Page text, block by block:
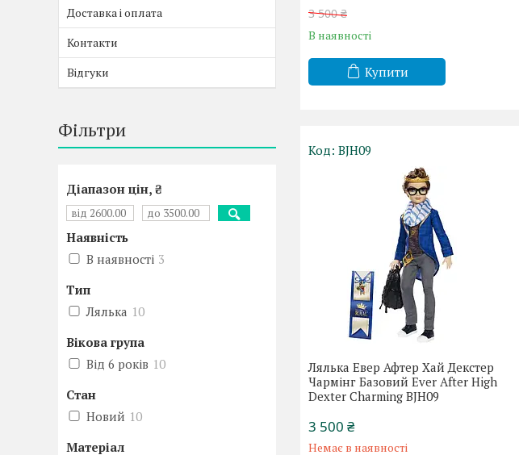
3 500 ₴
В наявності
Купити
BJH09
Лялька Евер Афтер Хай Декстер
Чармінг Базовий Ever After High
Dexter Charming BJH09
3 500 ₴
Немає в наявності
Доставка і оплата
Контакти
Відгуки
Фільтри
Діапазон цін, ₴
Наявність
В наявності 3
Тип
Лялька 10
Вікова група
Від 6 років 10
Стан
Новий 10
Матеріал